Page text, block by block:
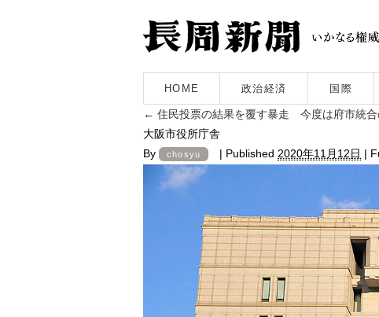
HOME 政治経済 国際
← 住民投票の結果を覆す暴走 今度は府市統
大阪市役所庁舎
By
chosyu | Published 2020年11月12日 |